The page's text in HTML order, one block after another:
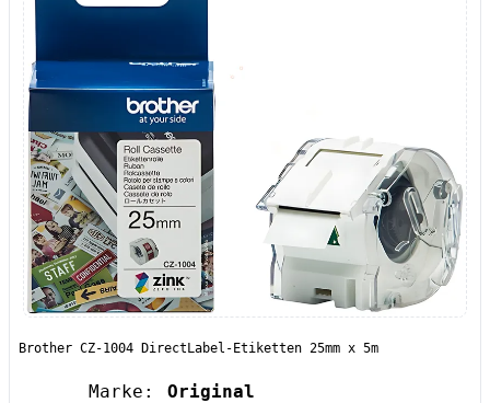
Brother CZ-1004 DirectLabel-Etiketten 25mm x 5m
Marke:
Original